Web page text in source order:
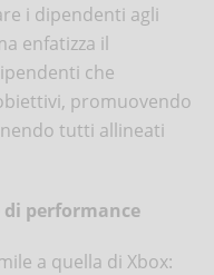
i dipendenti agli
enfatizza il
che
promuovendo
tutti allineati
performance
a quella di Xbox: